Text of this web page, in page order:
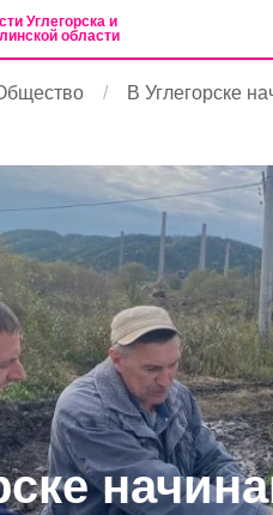
Углегорска и
области
В Углегорске